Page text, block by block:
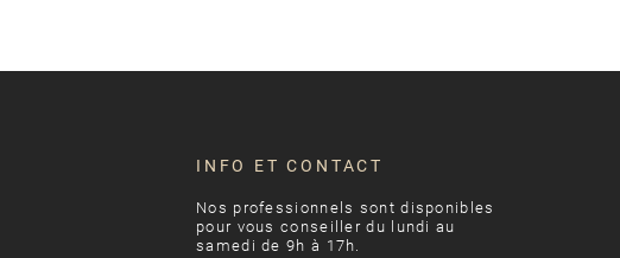
INFO ET CONTACT
Nos professionnels sont disponibles
pour vous conseiller du lundi au
samedi de 9h à 17h.